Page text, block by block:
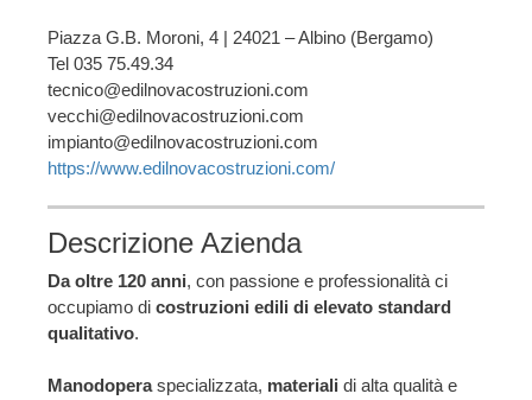
Piazza G.B. Moroni, 4 | 24021 – Albino (Bergamo)
Tel 035 75.49.34
tecnico@edilnovacostruzioni.com
vecchi@edilnovacostruzioni.com
impianto@edilnovacostruzioni.com
https://www.edilnovacostruzioni.com/
Descrizione Azienda
Da oltre 120 anni, con passione e professionalità ci
occupiamo di costruzioni edili di elevato standard
qualitativo.
Manodoperaspecializzata, materiali di alta qualità e